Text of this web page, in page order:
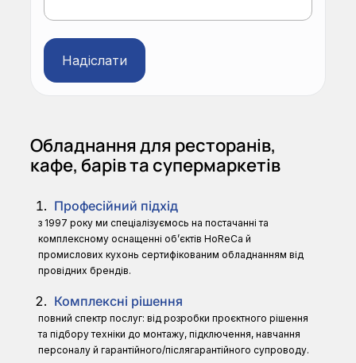
Oбладнання для ресторанів,
кафе, барів та супермаркетів
Професійний підхід
з 1997 року ми спеціалізуємось на постачанні та
комплексному оснащенні об’єктів HoReCa й
промислових кухонь сертифікованим обладнанням від
провідних брендів.
Комплексні рішення
повний спектр послуг: від розробки проєктного рішення
та підбору техніки до монтажу, підключення, навчання
персоналу й гарантійного/післягарантійного супроводу.